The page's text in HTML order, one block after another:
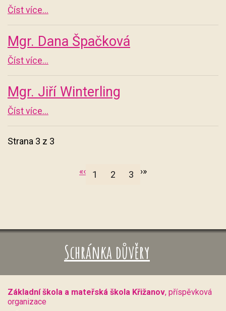
Číst více...
Mgr. Dana Špačková
Číst více...
Mgr. Jiří Winterling
Číst více...
Strana 3 z 3
«‹ 1 2 3 ›»
Schránka důvěry
Základní škola a mateřská škola Křižanov, příspěvková
organizace